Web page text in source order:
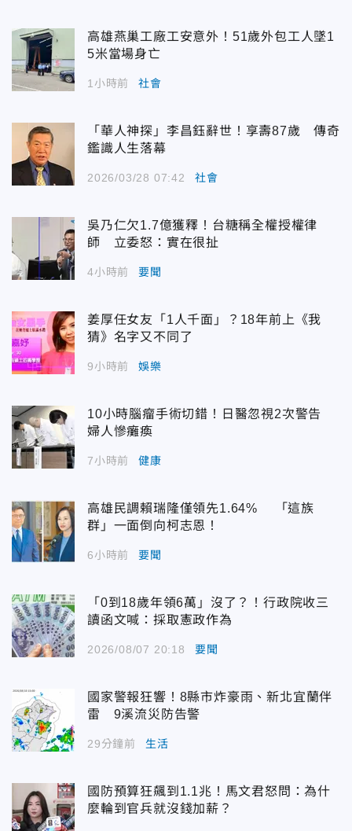
高雄燕巢工廠工安意外！51歲外包工人墜1
5米當場身亡
1小時前 社會
「華人神探」李昌鈺辭世！享壽87歲 傳奇
鑑識人生落幕
2026/03/28 07:42 社會
吳乃仁欠1.7億獲釋！台糖稱全權授權律
師 立委怒：實在很扯
4小時前 要聞
姜厚任女友「1人千面」？18年前上《我
猜》名字又不同了
9小時前 娛樂
10小時腦瘤手術切錯！日醫忽視2次警告
婦人慘癱瘓
7小時前 健康
高雄民調賴瑞隆僅領先1.64% 「這族
群」一面倒向柯志恩！
6小時前 要聞
「0到18歲年領6萬」沒了？！行政院收三
讀函文喊：採取憲政作為
2026/08/07 20:18 要聞
國家警報狂響！8縣市炸豪雨、新北宜蘭伴
雷 9溪流災防告警
29分鐘前 生活
國防預算狂飆到1.1兆！馬文君怒問：為什
麼輪到官兵就沒錢加薪？